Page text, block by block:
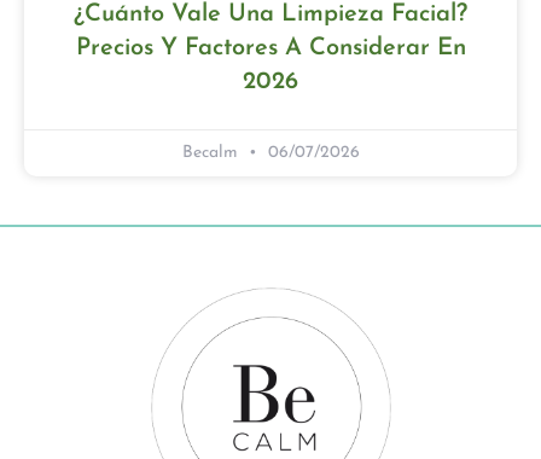
¿Cuánto Vale Una Limpieza Facial?
Precios Y Factores A Considerar En
2026
Becalm 06/07/2026